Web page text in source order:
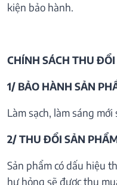
kiện bảo hành.
CHÍNH SÁCH THU
1/ BẢO HÀNH SẢN
Làm sạch, làm sáng
2/ THU ĐỔI SẢN
Sản phẩm có dấu hiệu
hư hỏng sẽ được thu